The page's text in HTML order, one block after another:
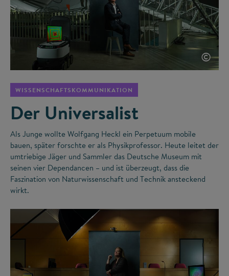
©
WISSENSCHAFTSKOMMUNIKATION
Der Universalist
Als Junge wollte Wolfgang Heckl ein Perpetuum mobile
bauen, später forschte er als Physikprofessor. Heute leitet der
umtriebige Jäger und Sammler das Deutsche Museum mit
seinen vier Dependancen – und ist überzeugt, dass die
Faszination von Naturwissenschaft und Technik ansteckend
wirkt.